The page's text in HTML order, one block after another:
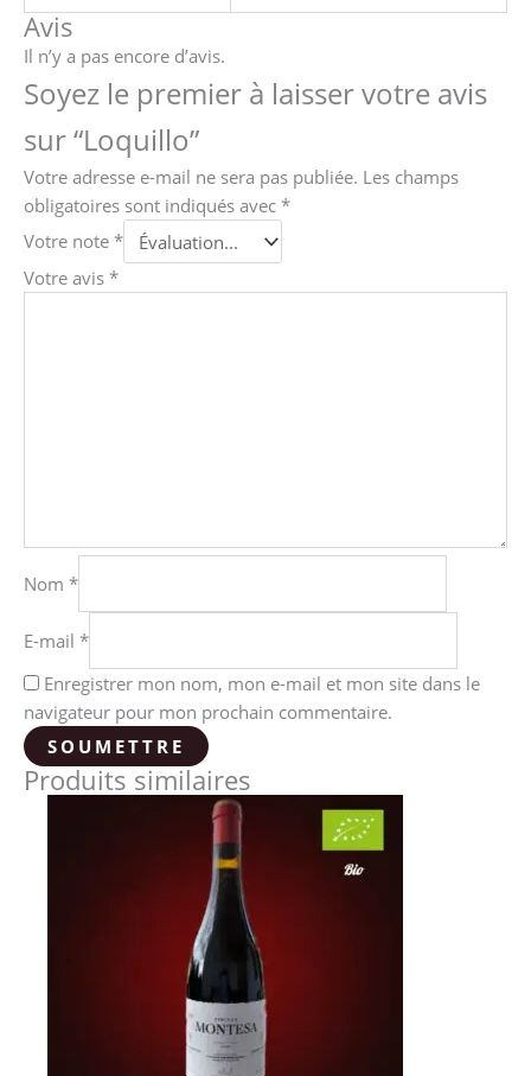
Avis
Il n’y a pas encore d’avis.
Soyez le premier à laisser votre avis
sur “Loquillo”
Votre adresse e-mail ne sera pas publiée. Les champs
obligatoires sont indiqués avec *
Votre note *
Votre avis *
Nom *
E-mail *
Enregistrer mon nom, mon e-mail et mon site dans le
navigateur pour mon prochain commentaire.
Produits similaires